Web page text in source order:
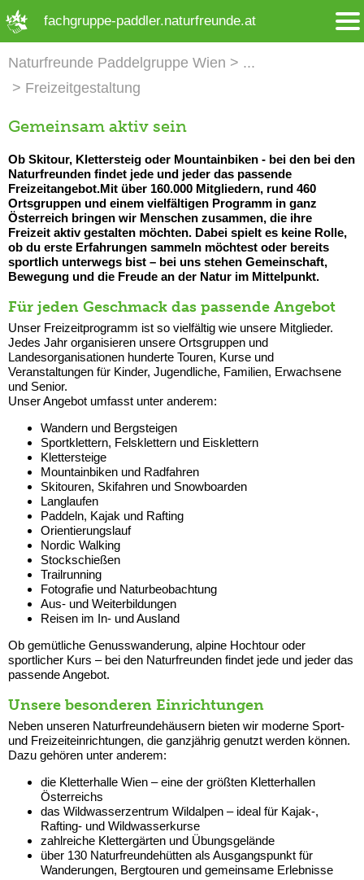
fachgruppe-paddler.naturfreunde.at
Naturfreunde Paddelgruppe Wien
Freizeitgestaltung
Gemeinsam aktiv sein
Ob Skitour, Klettersteig oder Mountainbiken - bei den bei den
Naturfreunden findet jede und jeder das passende
Freizeitangebot.Mit über 160.000 Mitgliedern, rund 460
Ortsgruppen und einem vielfältigen Programm in ganz
Österreich bringen wir Menschen zusammen, die ihre
Freizeit aktiv gestalten möchten. Dabei spielt es keine Rolle,
ob du erste Erfahrungen sammeln möchtest oder bereits
sportlich unterwegs bist – bei uns stehen Gemeinschaft,
Bewegung und die Freude an der Natur im Mittelpunkt.
Für jeden Geschmack das passende Angebot
Unser Freizeitprogramm ist so vielfältig wie unsere Mitglieder.
Jedes Jahr organisieren unsere Ortsgruppen und
Landesorganisationen hunderte Touren, Kurse und
Veranstaltungen für Kinder, Jugendliche, Familien, Erwachsene
und Senior.
Unser Angebot umfasst unter anderem:
Wandern und Bergsteigen
Sportklettern, Felsklettern und Eisklettern
Klettersteige
Mountainbiken und Radfahren
Skitouren, Skifahren und Snowboarden
Langlaufen
Paddeln, Kajak und Rafting
Orientierungslauf
Nordic Walking
Stockschießen
Trailrunning
Fotografie und Naturbeobachtung
Aus- und Weiterbildungen
Reisen im In- und Ausland
Ob gemütliche Genusswanderung, alpine Hochtour oder
sportlicher Kurs – bei den Naturfreunden findet jede und jeder das
passende Angebot.
Unsere besonderen Einrichtungen
Neben unseren Naturfreundehäusern bieten wir moderne Sport-
und Freizeiteinrichtungen, die ganzjährig genutzt werden können.
Dazu gehören unter anderem:
die Kletterhalle Wien – eine der größten Kletterhallen
Österreichs
das Wildwasserzentrum Wildalpen – ideal für Kajak-,
Rafting- und Wildwasserkurse
zahlreiche Klettergärten und Übungsgelände
über 130 Naturfreundehütten als Ausgangspunkt für
Wanderungen, Bergtouren und gemeinsame Erlebnisse